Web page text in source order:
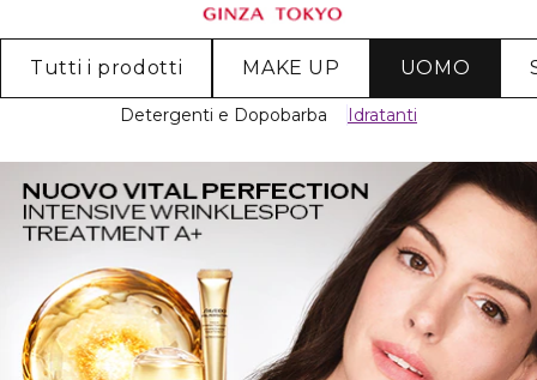
Tutti i prodotti MAKE UP UOMO
Detergenti e Dopobarba Idratanti